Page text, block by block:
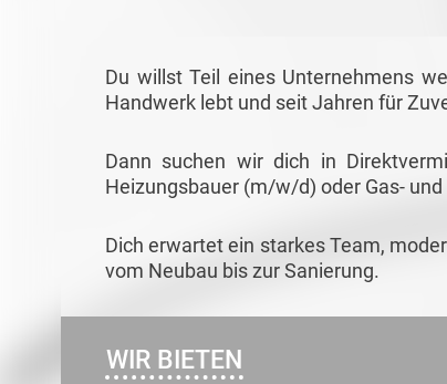
Du willst Teil eines Unternehmens
Handwerk lebt und seit Jahren für
Dann suchen wir dich in
Heizungsbauer (m/w/d) oder Gas-
Dich erwartet ein starkes Team,
vom Neubau bis zur Sanierung.
WIR BIETEN